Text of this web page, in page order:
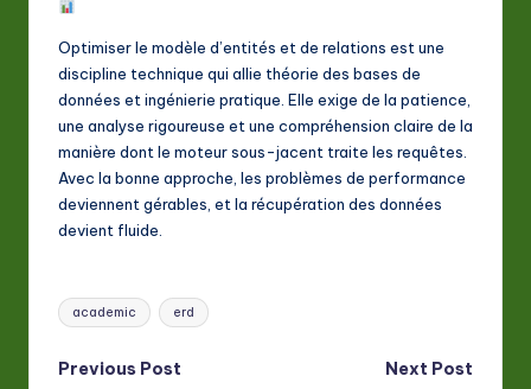
Optimiser le modèle d’entités et de relations est une
discipline technique qui allie théorie des bases de
données et ingénierie pratique. Elle exige de la patience,
une analyse rigoureuse et une compréhension claire de la
manière dont le moteur sous-jacent traite les requêtes.
Avec la bonne approche, les problèmes de performance
deviennent gérables, et la récupération des données
devient fluide.
Tags:
academic erd
Post
Previous Post
Next Post